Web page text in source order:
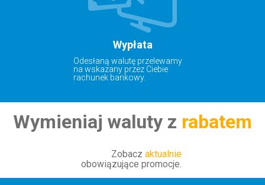
Wypłata
Odesłaną walutę przelewamy
na wskazany przez Ciebie
rachunek bankowy.
Wymieniaj waluty z rabatem
Zobacz aktualnie
obowiązujące promocje.